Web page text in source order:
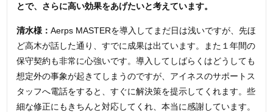
とで、さらに高い効果をあげたいと考えています。
清水様：Aerps MASTERを導入してまだ日は浅いですが、先ほ
ど高木が話した通り、すでに成果は出ています。また１年間の
保守契約も非常に心強いです。導入してしばらくはどうしても
想定外の事象が起きてしまうのですが、アイネスのサポートス
タッフへ電話をすると、すぐに解決策を提示してくれます。些
細な修正にもきちんと対応してくれ、本当に感謝しています。